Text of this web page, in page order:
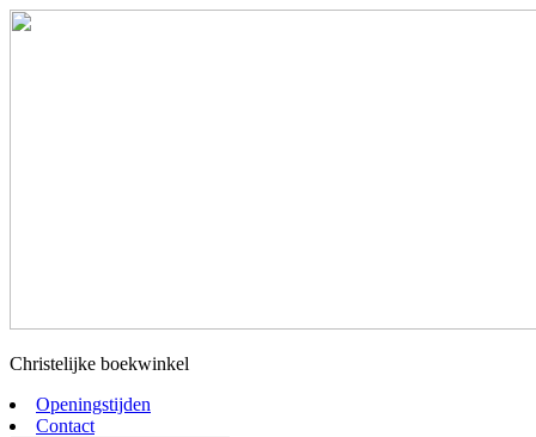
Christelijke boekwinkel
Openingstijden
Contact